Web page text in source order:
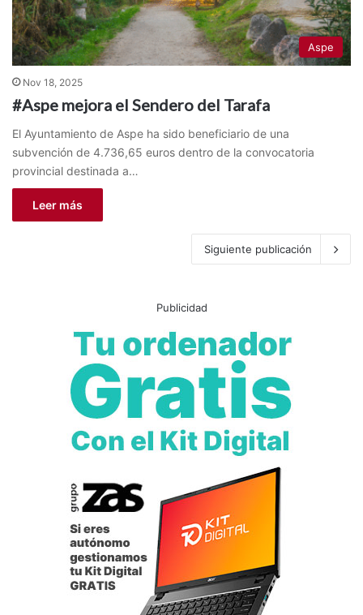
Aspe
Nov 18, 2025
#Aspe mejora el Sendero del Tarafa
El Ayuntamiento de Aspe ha sido beneficiario de una
subvención de 4.736,65 euros dentro de la convocatoria
provincial destinada a…
Leer más
Siguiente publicación
Publicidad